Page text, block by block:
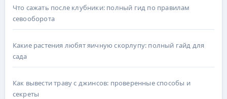
Что сажать после клубники: полный гид по правилам
севооборота
Какие растения любят яичную скорлупу: полный гайд для
сада
Как вывести траву с джинсов: проверенные способы и
секреты